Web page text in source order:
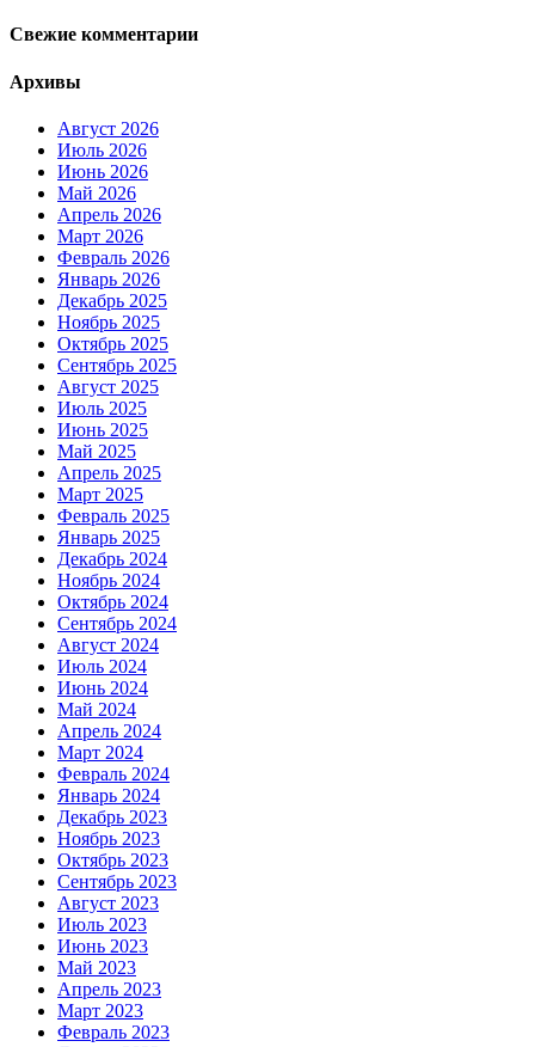
Свежие комментарии
Архивы
Август 2026
Июль 2026
Июнь 2026
Май 2026
Апрель 2026
Март 2026
Февраль 2026
Январь 2026
Декабрь 2025
Ноябрь 2025
Октябрь 2025
Сентябрь 2025
Август 2025
Июль 2025
Июнь 2025
Май 2025
Апрель 2025
Март 2025
Февраль 2025
Январь 2025
Декабрь 2024
Ноябрь 2024
Октябрь 2024
Сентябрь 2024
Август 2024
Июль 2024
Июнь 2024
Май 2024
Апрель 2024
Март 2024
Февраль 2024
Январь 2024
Декабрь 2023
Ноябрь 2023
Октябрь 2023
Сентябрь 2023
Август 2023
Июль 2023
Июнь 2023
Май 2023
Апрель 2023
Март 2023
Февраль 2023